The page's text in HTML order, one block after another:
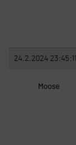
24.2.2024 23:45:11
Moose